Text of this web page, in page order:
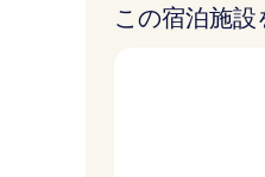
この宿泊施